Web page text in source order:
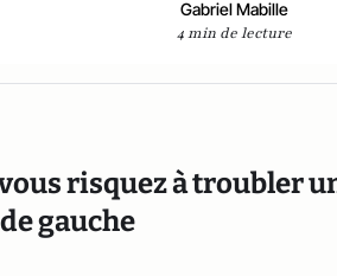
Gabriel Mabille
4 min de lecture
risquez à troubler
gauche